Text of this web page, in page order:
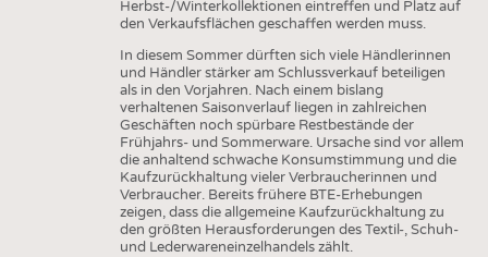
Herbst-/Winterkollektionen eintreffen und Platz auf
den Verkaufsflächen geschaffen werden muss.
In diesem Sommer dürften sich viele Händlerinnen
und Händler stärker am Schlussverkauf beteiligen
als in den Vorjahren. Nach einem bislang
verhaltenen Saisonverlauf liegen in zahlreichen
Geschäften noch spürbare Restbestände der
Frühjahrs- und Sommerware. Ursache sind vor allem
die anhaltend schwache Konsumstimmung und die
Kaufzurückhaltung vieler Verbraucherinnen und
Verbraucher. Bereits frühere BTE-Erhebungen
zeigen, dass die allgemeine Kaufzurückhaltung zu
den größten Herausforderungen des Textil-, Schuh-
und Lederwareneinzelhandels zählt.